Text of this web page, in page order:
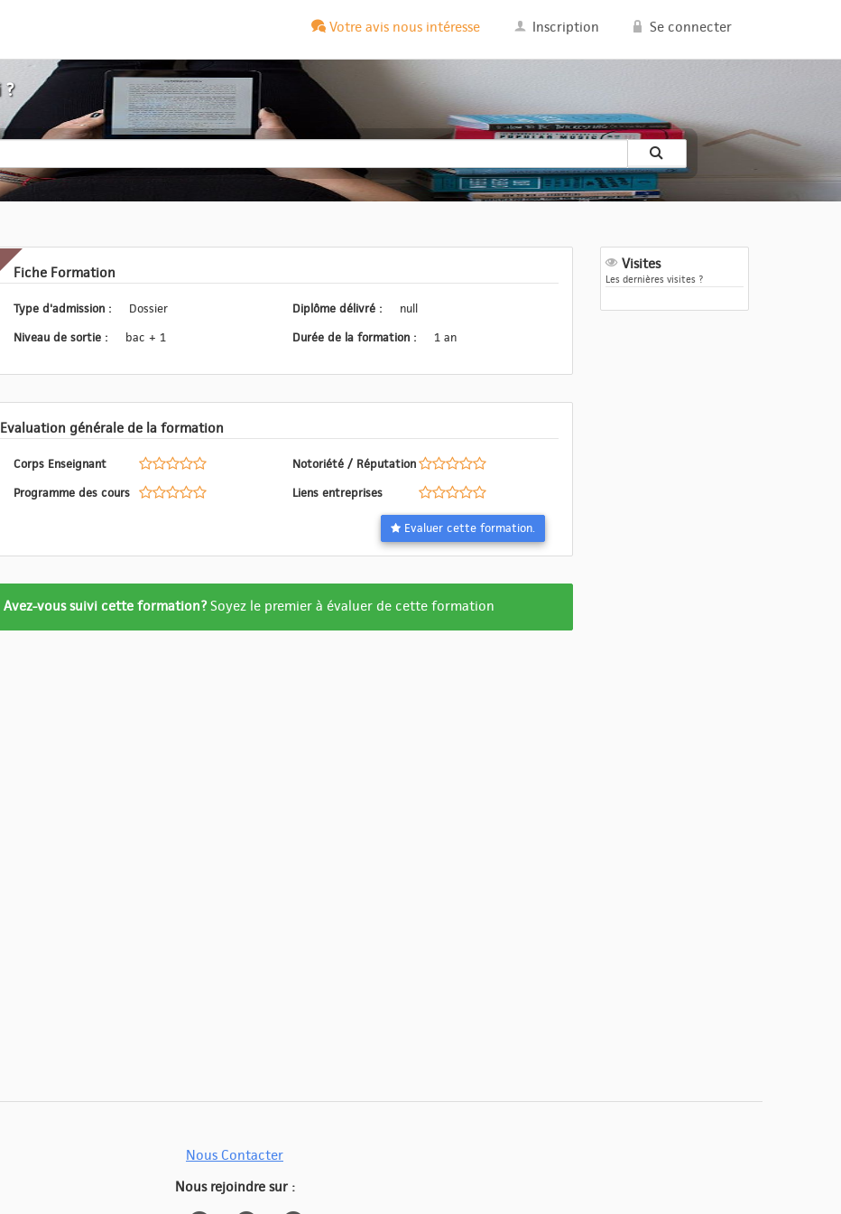
Votre avis nous intéresse Inscription Se connecter
Fiche Formation
Type d'admission :
Dossier
Niveau de sortie :
bac + 1
Diplôme délivré :
null
Durée de la formation :
1 an
Evaluation générale de la formation
Corps Enseignant
Programme des cours
Notoriété / Réputation
Liens entreprises
Evaluer cette formation.
Formation
Avez-vous suivi cette formation?Soyez le premier à évaluer de cette formation
Visites
Les dernières visites ?
Nous Contacter
Nous rejoindre sur :